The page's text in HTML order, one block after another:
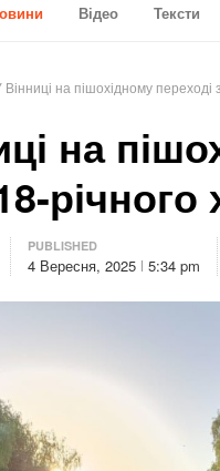
Відео Тексти
Вінниці на пішохідному переході
на
річного
PUBLISHED
4 Вересня, 2025 5:34 pm